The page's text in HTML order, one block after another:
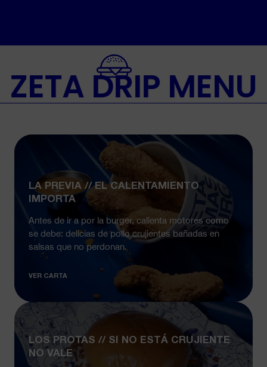
ZETA DRIP MENU
LA PREVIA // EL CALENTAMIENTO
IMPORTA
Antes de ir a por la burger, calienta motores como
se debe: delicias de pollo crujientes bañadas en
salsas que no perdonan.
VER CARTA
LOS PROTAS // SI NO ESTÁ CRUJIENTE
NO VALE